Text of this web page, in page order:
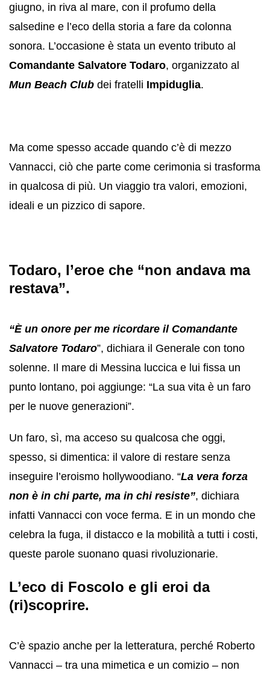
giugno, in riva al mare, con il profumo della
salsedine e l’eco della storia a fare da colonna
sonora. L’occasione è stata un evento tributo al
Comandante Salvatore Todaro, organizzato al
Mun Beach Club dei fratelli Impiduglia.
Ma come spesso accade quando c’è di mezzo
Vannacci, ciò che parte come cerimonia si trasforma
in qualcosa di più. Un viaggio tra valori, emozioni,
ideali e un pizzico di sapore.
Todaro, l’eroe che “non andava ma
restava”.
“È un onore per me ricordare il Comandante
Salvatore Todaro”, dichiara il Generale con tono
solenne. Il mare di Messina luccica e lui fissa un
punto lontano, poi aggiunge: “La sua vita è un faro
per le nuove generazioni”.
Un faro, sì, ma acceso su qualcosa che oggi,
spesso, si dimentica: il valore di restare senza
inseguire l’eroismo hollywoodiano. “La vera forza
non è in chi parte, ma in chi resiste”, dichiara
infatti Vannacci con voce ferma. E in un mondo che
celebra la fuga, il distacco e la mobilità a tutti i costi,
queste parole suonano quasi rivoluzionarie.
L’eco di Foscolo e gli eroi da
(ri)scoprire.
C’è spazio anche per la letteratura, perché Roberto
Vannacci – tra una mimetica e un comizio – non